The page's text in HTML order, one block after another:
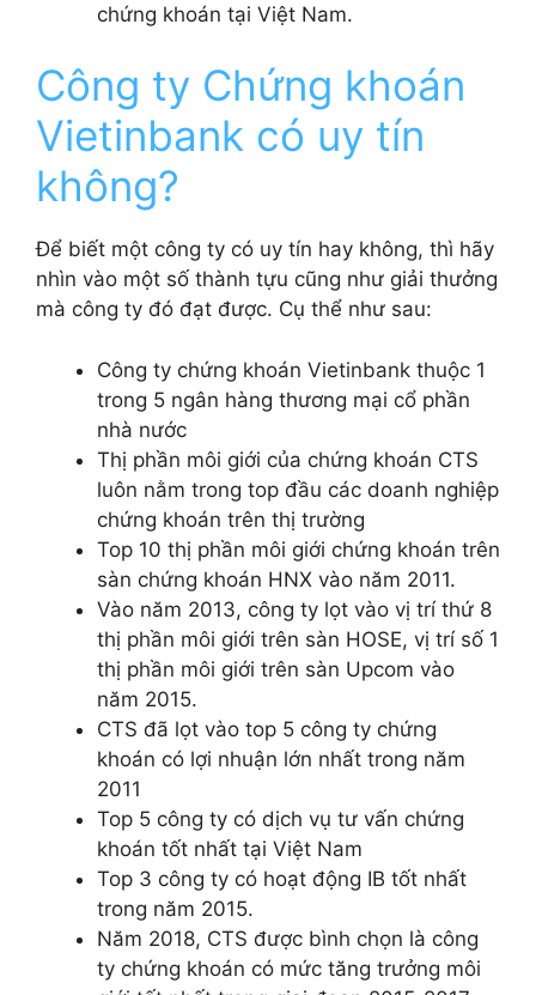
chứng khoán tại Việt Nam.
Công ty Chứng khoán
Vietinbank có uy tín
không?
Để biết một công ty có uy tín hay không, thì hãy
nhìn vào một số thành tựu cũng như giải thưởng
mà công ty đó đạt được. Cụ thể như sau:
Công ty chứng khoán Vietinbank thuộc 1
trong 5 ngân hàng thương mại cổ phần
nhà nước
Thị phần môi giới của chứng khoán CTS
luôn nằm trong top đầu các doanh nghiệp
chứng khoán trên thị trường
Top 10 thị phần môi giới chứng khoán trên
sàn chứng khoán HNX vào năm 2011.
Vào năm 2013, công ty lọt vào vị trí thứ 8
thị phần môi giới trên sàn HOSE, vị trí số 1
thị phần môi giới trên sàn Upcom vào
năm 2015.
CTS đã lọt vào top 5 công ty chứng
khoán có lợi nhuận lớn nhất trong năm
2011
Top 5 công ty có dịch vụ tư vấn chứng
khoán tốt nhất tại Việt Nam
Top 3 công ty có hoạt động IB tốt nhất
trong năm 2015.
Năm 2018, CTS được bình chọn là công
ty chứng khoán có mức tăng trưởng môi